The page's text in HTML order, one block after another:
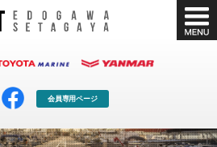
会員専用ページ